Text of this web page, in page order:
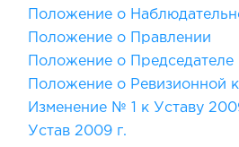
Положение о
Положение о Правлении
Положение о Председателе
Положение о Ревизионной
Изменение № 1 к Уставу
Устав 2009 г.